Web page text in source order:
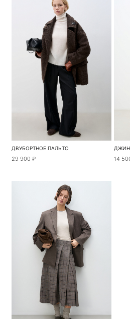
ДВУБОРТНОЕ ПАЛЬТО
29 900 ₽ 14